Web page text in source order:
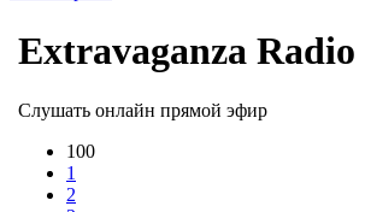
Extravaganza Radio
Слушать онлайн прямой эфир
100
1
2